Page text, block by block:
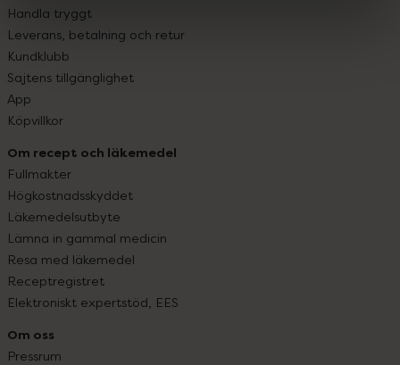
Handla tryggt
Leverans, betalning och retur
Kundklubb
Sajtens tillgänglighet
App
Köpvillkor
Om recept och läkemedel
Fullmakter
Högkostnadsskyddet
Läkemedelsutbyte
Lämna in gammal medicin
Resa med läkemedel
Receptregistret
Elektroniskt expertstöd, EES
Om oss
Pressrum